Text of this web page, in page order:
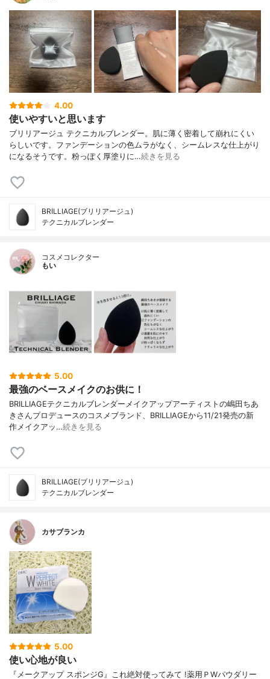
4.00
使いやすいと思います
ブリリアージュ テクニカルブレンダー。肌に薄く密着して崩れにくい
らしいです。ファンデーションの色ムラがなく、シームレスな仕上がり
になるそうです。粉っぽく厚塗りに…続きを見る
BRILLIAGE(ブリリアージュ)
テクニカルブレンダー
コスメコレクター
もい
5.00
最強のベースメイクのお供に！
BRILLIAGEテクニカルブレンダーメイクアップアーティストの嶋田ちあ
きさんプロデュースのコスメブランド、BRILLIAGEから11/21発売の新
作メイクアッ…続きを見る
BRILLIAGE(ブリリアージュ)
テクニカルブレンダー
カサブランカ
5.00
使い心地が良い
『メークアップ スポンジG』これ絶対使ってみて !薬用ＰWパウダリー